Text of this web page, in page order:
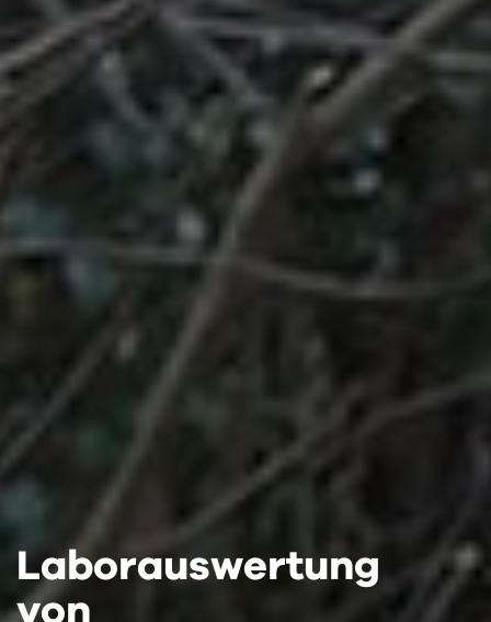
Laborauswertung
von
Laborauswertung
von
Laborauswertung
von